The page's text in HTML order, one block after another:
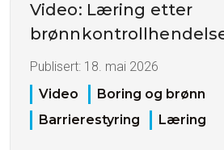
Video: Læring etter
Publisert: 18. mai 2026
Video
Boring og brønn
Barrierestyring
Læring